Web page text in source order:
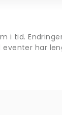
i tid.
har